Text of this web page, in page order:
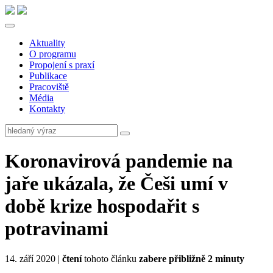
Aktuality
O programu
Propojení s praxí
Publikace
Pracoviště
Média
Kontakty
Koronavirová pandemie na
jaře ukázala, že Češi umí v
době krize hospodařit s
potravinami
14. září 2020 | čtenítohoto článku zabere přibližně 2 minuty